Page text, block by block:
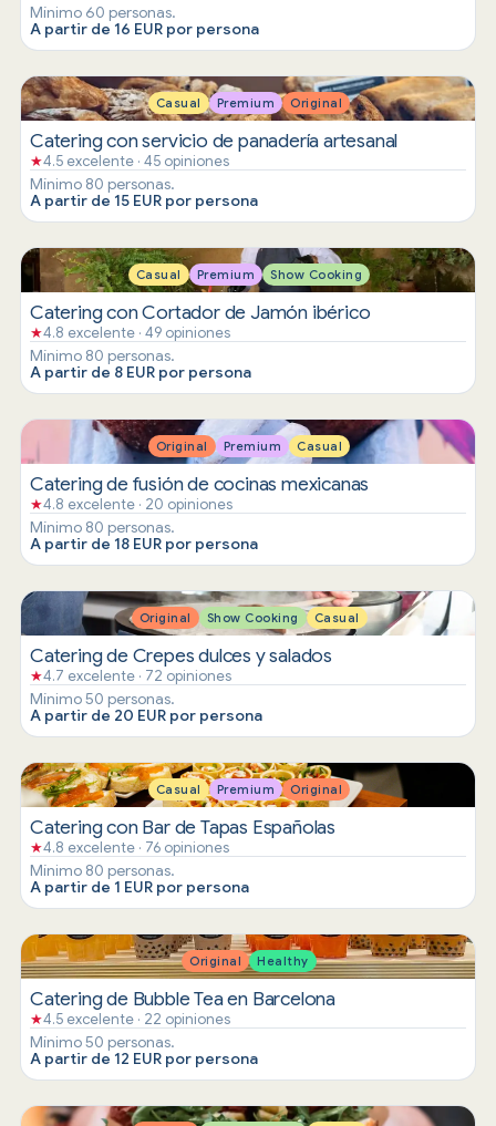
Mínimo 60 personas.
A partir de 16 EUR por persona
Casual Premium Original
Catering con servicio de panadería artesanal
★4.5 excelente · 45 opiniones
Mínimo 80 personas.
A partir de 15 EUR por persona
Casual Premium Show Cooking
Catering con Cortador de Jamón ibérico
★4.8 excelente · 49 opiniones
Mínimo 80 personas.
A partir de 8 EUR por persona
Original Premium Casual
Catering de fusión de cocinas mexicanas
★4.8 excelente · 20 opiniones
Mínimo 80 personas.
A partir de 18 EUR por persona
Original Show Cooking Casual
Catering de Crepes dulces y salados
★4.7 excelente · 72 opiniones
Mínimo 50 personas.
A partir de 20 EUR por persona
Casual Premium Original
Catering con Bar de Tapas Españolas
★4.8 excelente · 76 opiniones
Mínimo 80 personas.
A partir de 1 EUR por persona
Original Healthy
Catering de Bubble Tea en Barcelona
★4.5 excelente · 22 opiniones
Mínimo 50 personas.
A partir de 12 EUR por persona